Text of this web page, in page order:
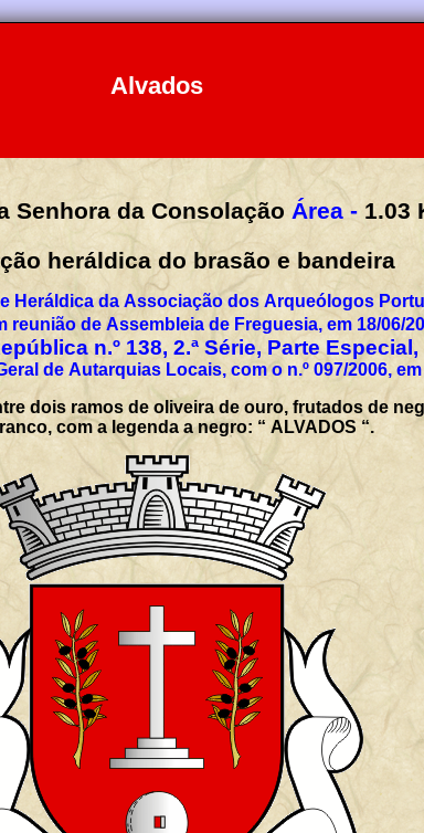
Alvados
Senhora da Consolação Área - 1.03
heráldica do brasão e bandeira
Heráldica da Associação dos Arqueólogos
reunião de Assembleia de Freguesia, em 18/06/
n.º 138, 2.ª Série, Parte Especial,
de Autarquias Locais, com o n.º 097/2006, em
dois ramos de oliveira de ouro, frutados de
com a legenda a negro: “ ALVADOS “.